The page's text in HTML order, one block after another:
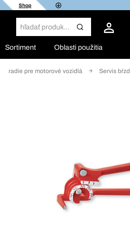
Shop
Sortiment Oblasti použitia
pre motorové vozidlá Servis bŕzd